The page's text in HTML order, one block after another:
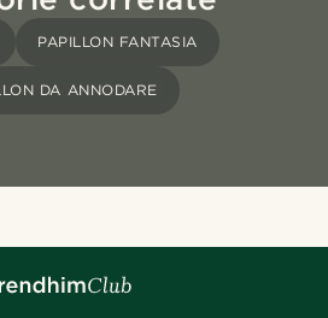
PAPILLON FANTASIA
DA ANNODARE